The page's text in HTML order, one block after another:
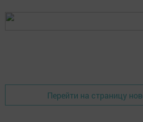
Перейти на страницу